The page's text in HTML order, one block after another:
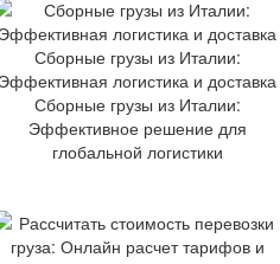
Сборные грузы из Италии:
Эффективная логистика и доставка
Сборные грузы из Италии:
Эффективное решение для
глобальной логистики